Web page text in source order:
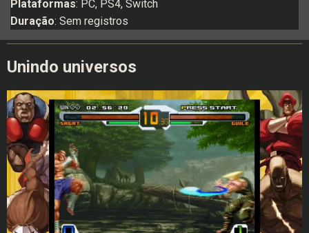
Plataformas: PC, PS4, Switch
Duração: Sem registros
Unindo universos